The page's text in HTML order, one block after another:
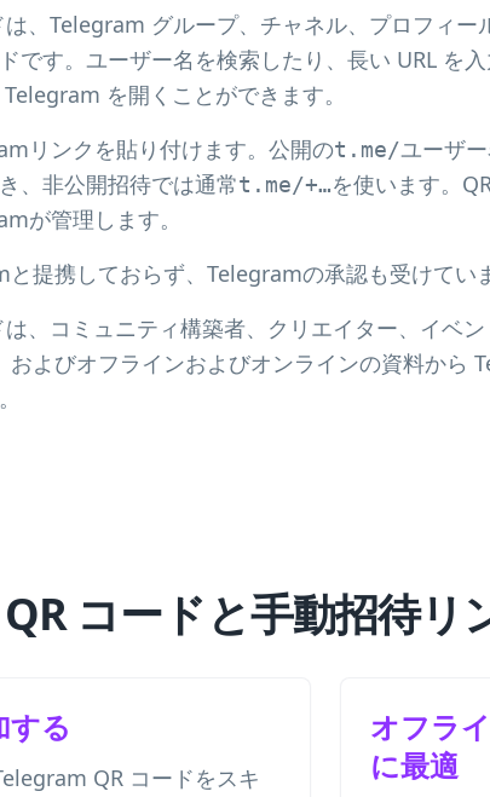
、Telegram グループ、チャネル、プロフィー
です。ユーザー名を検索したり、長い URL を
を開くことができます。
リンクを貼り付けます。公開のt.me/ユーザー
、非公開招待では通常t.me/+…を使います。
が管理します。
提携しておらず、Telegramの承認も受けてい
、コミュニティ構築者、クリエイター、イベ
およびオフラインおよびオンラインの資料から
コードと手動招待リ
する
QR コードをスキ
オフラ
に最適